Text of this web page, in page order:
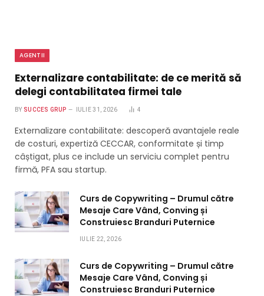
AGENTII
Externalizare contabilitate: de ce merită să
delegi contabilitatea firmei tale
BY SUCCES GRUP IULIE 31, 2026 4
Externalizare contabilitate: descoperă avantajele reale
de costuri, expertiză CECCAR, conformitate și timp
câștigat, plus ce include un serviciu complet pentru
firmă, PFA sau startup.
Curs de Copywriting – Drumul către
Mesaje Care Vând, Conving și
Construiesc Branduri Puternice
IULIE 22, 2026
Curs de Copywriting – Drumul către
Mesaje Care Vând, Conving și
Construiesc Branduri Puternice